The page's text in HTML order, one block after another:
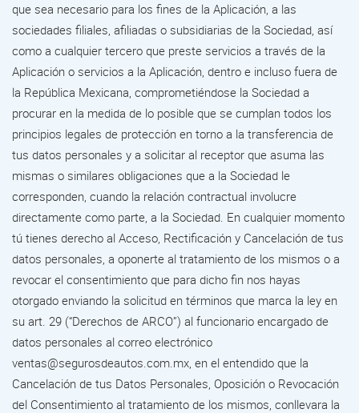
que sea necesario para los fines de la Aplicación, a las
sociedades filiales, afiliadas o subsidiarias de la Sociedad, así
como a cualquier tercero que preste servicios a través de la
Aplicación o servicios a la Aplicación, dentro e incluso fuera de
la República Mexicana, comprometiéndose la Sociedad a
procurar en la medida de lo posible que se cumplan todos los
principios legales de protección en torno a la transferencia de
tus datos personales y a solicitar al receptor que asuma las
mismas o similares obligaciones que a la Sociedad le
corresponden, cuando la relación contractual involucre
directamente como parte, a la Sociedad. En cualquier momento
tú tienes derecho al Acceso, Rectificación y Cancelación de tus
datos personales, a oponerte al tratamiento de los mismos o a
revocar el consentimiento que para dicho fin nos hayas
otorgado enviando la solicitud en términos que marca la ley en
su art. 29 (“Derechos de ARCO”) al funcionario encargado de
datos personales al correo electrónico
ventas@segurosdeautos.com.mx, en el entendido que la
Cancelación de tus Datos Personales, Oposición o Revocación
del Consentimiento al tratamiento de los mismos, conllevara la